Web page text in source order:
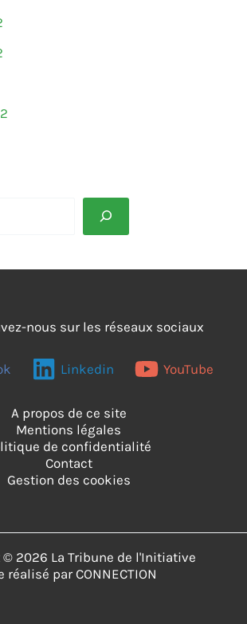
nous sur les réseaux sociaux
Linkedin YouTube
A propos de ce site
Mentions légales
de confidentialité
Contact
Gestion des cookies
2026 La Tribune de l'Initiative
réalisé par CONNECTION